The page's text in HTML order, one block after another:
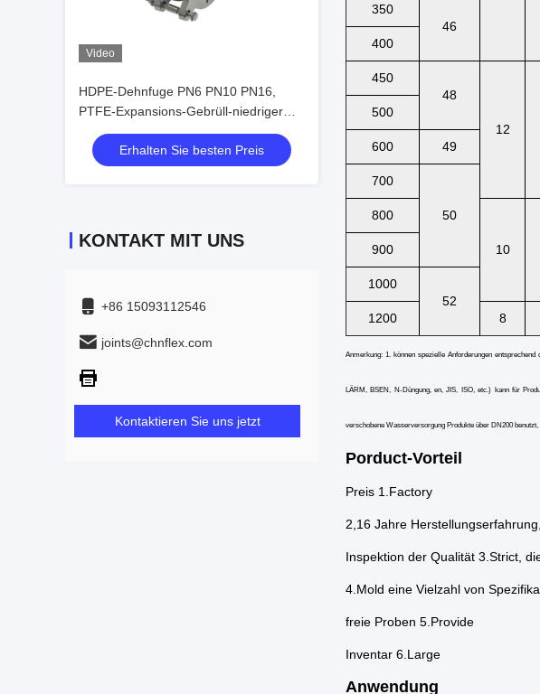
Video
HDPE-Dehnfuge PN6 PN10 PN16,
PTFE-Expansions-Gebrüll-niedriger
Koeffizient
Erhalten Sie besten Preis
KONTAKT MIT UNS
+86 15093112546
joints@chnflex.com
Kontaktieren Sie uns jetzt
350
46
400
450
48
12
500
600
49
700
50
800
10
900
1000
52
1200
8
Anmerkung: 1. können spezielle Anforderungen
LÄRM, BSEN, N-Düngung, en, JIS, ISO, etc.) kann für
verschobene Wasserversorgung Produkte über DN200
Porduct-Vorteil
Preis 1.Factory
2,16 Jahre
Inspektion der Qualität 3.Strict,
4.Mold eine Vielzahl von
freie Proben 5.Provide
Inventar 6.Large
Anwendung